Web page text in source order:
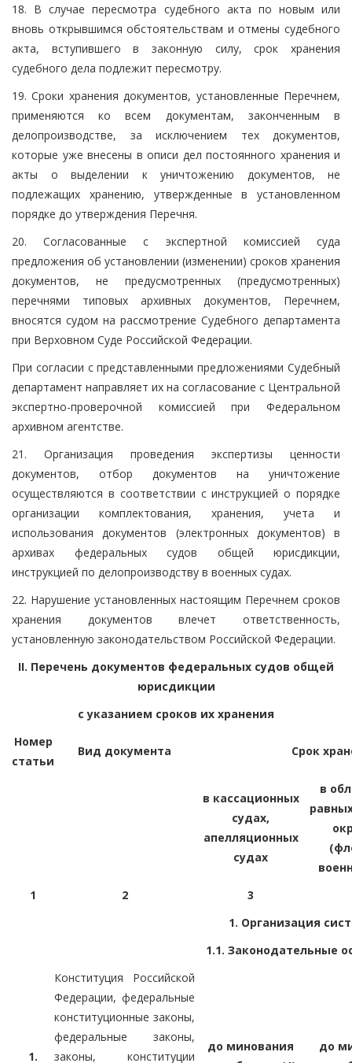
18. В случае пересмотра судебного акта по новым или
вновь открывшимся обстоятельствам и отмены судебного
акта, вступившего в законную силу, срок хранения
судебного дела подлежит пересмотру.
19. Сроки хранения документов, установленные Перечнем,
применяются ко всем документам, законченным в
делопроизводстве, за исключением тех документов,
которые уже внесены в описи дел постоянного хранения и
акты о выделении к уничтожению документов, не
подлежащих хранению, утвержденные в установленном
порядке до утверждения Перечня.
20. Согласованные с экспертной комиссией суда
предложения об установлении (изменении) сроков хранения
документов, не предусмотренных (предусмотренных)
перечнями типовых архивных документов, Перечнем,
вносятся судом на рассмотрение Судебного департамента
при Верховном Суде Российской Федерации.
При согласии с представленными предложениями Судебный
департамент направляет их на согласование с Центральной
экспертно-проверочной комиссией при Федеральном
архивном агентстве.
21. Организация проведения экспертизы ценности
документов, отбор документов на уничтожение
осуществляются в соответствии с инструкцией о порядке
организации комплектования, хранения, учета и
использования документов (электронных документов) в
архивах федеральных судов общей юрисдикции,
инструкцией по делопроизводству в военных судах.
22. Нарушение установленных настоящим Перечнем сроков
хранения документов влечет ответственность,
установленную законодательством Российской Федерации.
II. Перечень документов федеральных судов общей
юрисдикции
с указанием сроков их хранения
Номер
статьи
Вид документа Срок
в кассационных
судах,
апелляционных
судах
в
1
2
3
1. Организация
1.1. Законодательные
1.
Конституция Российской
Федерации, федеральные
конституционные законы,
федеральные законы,
законы, конституции
до минования
до